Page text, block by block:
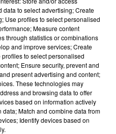
OCCITANIE S'EST
LA...
to select advertising; Create
Use profiles to select personalised
Measure content
through statistics or combinations
and improve services; Create
to select personalised
Ensure security, prevent and
present advertising and content;
These technologies may
and browsing data to offer
based on information actively
Match and combine data from
Identify devices based on